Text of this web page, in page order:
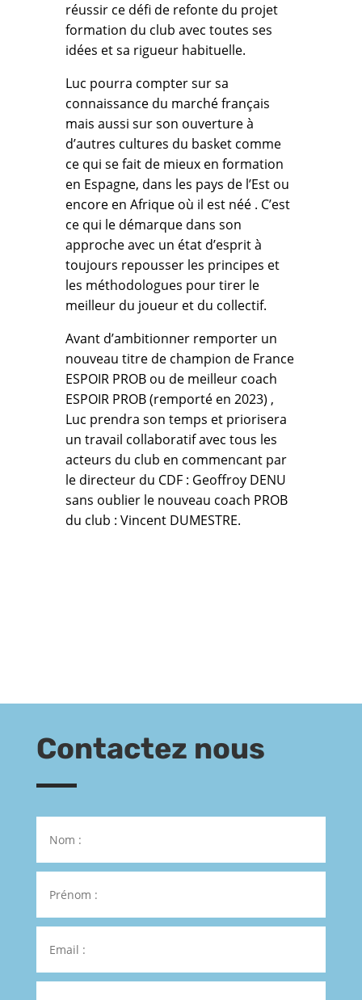
réussir ce défi de refonte du projet
formation du club avec toutes ses
idées et sa rigueur habituelle.
Luc pourra compter sur sa
connaissance du marché français
mais aussi sur son ouverture à
d’autres cultures du basket comme
ce qui se fait de mieux en formation
en Espagne, dans les pays de l’Est ou
encore en Afrique où il est néé . C’est
ce qui le démarque dans son
approche avec un état d’esprit à
toujours repousser les principes et
les méthodologues pour tirer le
meilleur du joueur et du collectif.
Avant d’ambitionner remporter un
nouveau titre de champion de France
ESPOIR PROB ou de meilleur coach
ESPOIR PROB (remporté en 2023) ,
Luc prendra son temps et priorisera
un travail collaboratif avec tous les
acteurs du club en commencant par
le directeur du CDF : Geoffroy DENU
sans oublier le nouveau coach PROB
du club : Vincent DUMESTRE.
Contactez nous